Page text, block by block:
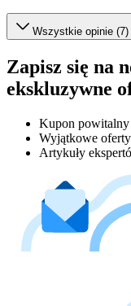
Wszystkie opinie (7)
Zapisz się na
ekskluzywne
Kupon
Wyjątkowe
Artykuły